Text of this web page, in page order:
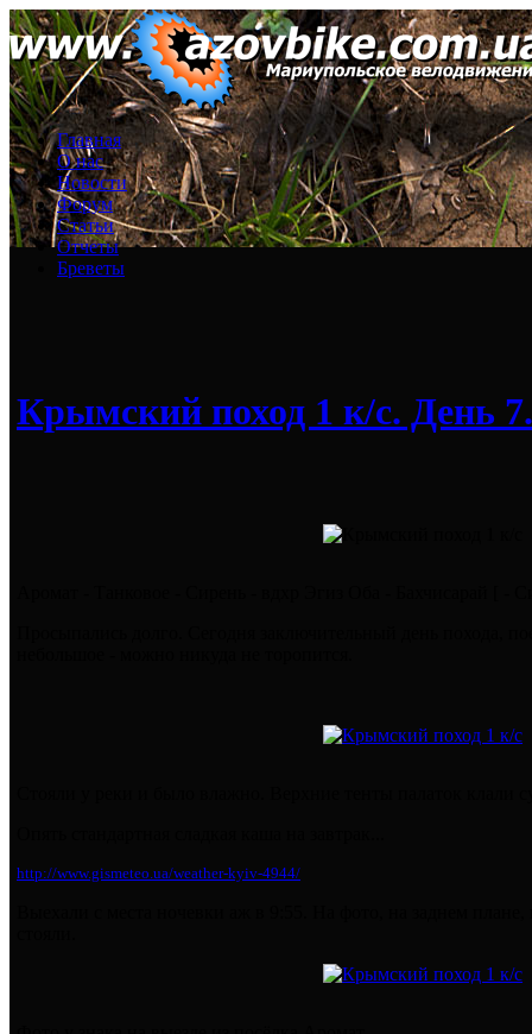
Главная
О нас
Новости
Форум
Статьи
Отчеты
Бреветы
Крымский поход 1 к/с. День
http://www.gismeteo.ua/weather-kyiv-4944/